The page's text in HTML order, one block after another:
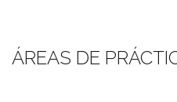
ÁREAS DE